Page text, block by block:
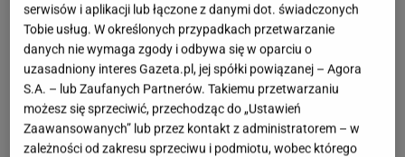
serwisów i aplikacji lub łączone z danymi dot. świadczonych
Tobie usług. W określonych przypadkach przetwarzanie
danych nie wymaga zgody i odbywa się w oparciu o
uzasadniony interes Gazeta.pl, jej spółki powiązanej – Agora
S.A. – lub Zaufanych Partnerów. Takiemu przetwarzaniu
możesz się sprzeciwić, przechodząc do „Ustawień
Zaawansowanych” lub przez kontakt z administratorem – w
zależności od zakresu sprzeciwu i podmiotu, wobec którego